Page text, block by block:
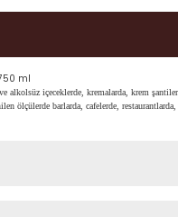
ml
alkolsüz içeceklerde, kremalarda, krem
ölçülerde barlarda, cafelerde,